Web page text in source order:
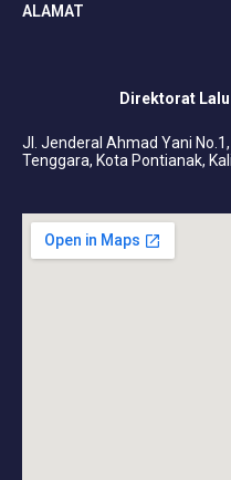
ALAMAT
Direktorat
Jl. Jenderal Ahmad Yani
Tenggara, Kota Pontianak,